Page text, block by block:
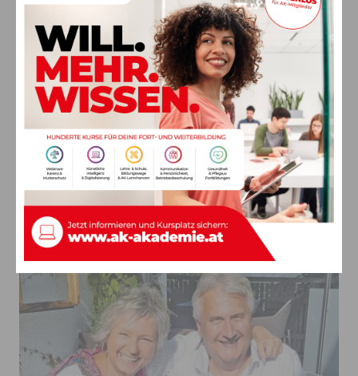
Ins Gailtal komme ich mindestens zwei Mal pro Jahr zu
„Pflichtterminen“, der Waidegger Kirchtag und das jährliche
Schnapsbrennen im Dezember bei meinemBruder Jakob
gehören dazu. Zu meiner Familie gibt es eine sehr tiefe
Verbundenheit und ich freue mich, wenn diese immer größer
wird und die nächste sowie übernächste „Kussler“ Generation
die Tradition fortführt. Mein jüngererBruder Arminwohnt mit
seiner Familie nur ein paar Minuten von mir entfernt und wir
unternehmen häufig gerne Traktorausfahrten in die
umliegenden Weinberge. Die Oldtimer Traktoren sind meine
große Leidenschaft und nun gibt es mehr Zeit für dieses
Steckenpferd.